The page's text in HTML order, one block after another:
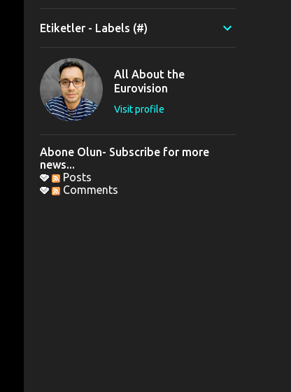
Etiketler - Labels (#)
All About the
Eurovision
Visit profile
Abone Olun- Subscribe for more
news...
Posts
Comments